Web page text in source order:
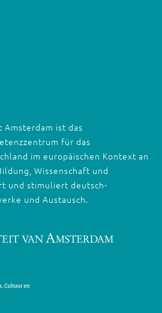
ist das
für das
im europäischen Kontext an
Wissenschaft und
und stimuliert deutsch-
und Austausch.